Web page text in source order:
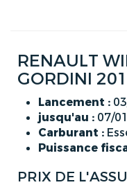
RENAULT
GORDINI
Lancement :
jusqu'au : 07/
Carburant :
Puissance
PRIX DE